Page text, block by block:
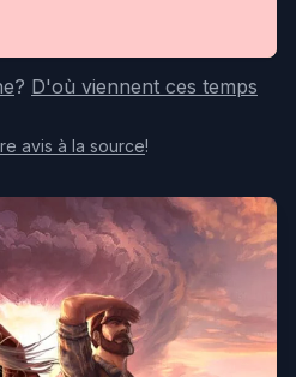
? D'où viennent ces temps
avis à la source!